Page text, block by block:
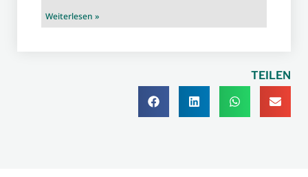
Weiterlesen »
TEILEN